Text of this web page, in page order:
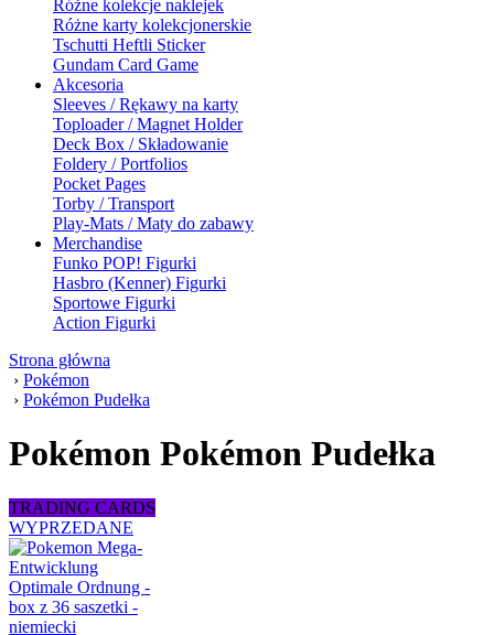
Różne kolekcje naklejek
Różne karty kolekcjonerskie
Tschutti Heftli Sticker
Gundam Card Game
Akcesoria
Sleeves / Rękawy na karty
Toploader / Magnet Holder
Deck Box / Składowanie
Foldery / Portfolios
Pocket Pages
Torby / Transport
Play-Mats / Maty do zabawy
Merchandise
Funko POP! Figurki
Hasbro (Kenner) Figurki
Sportowe Figurki
Action Figurki
Strona główna
› Pokémon
› Pokémon Pudełka
Pokémon Pokémon Pudełka
TRADING CARDS
WYPRZEDANE